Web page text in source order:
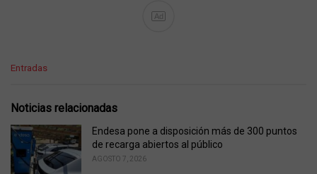
Ad
C
e
o
r
i
Entradas
Noticias relacionadas
Endesa pone a disposición más de 300 puntos
de recarga abiertos al público
AGOSTO 7, 2026